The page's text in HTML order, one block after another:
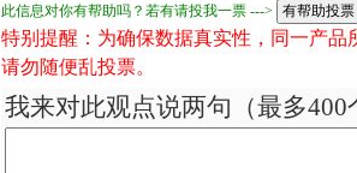
此信息对你有帮助吗？若有请投我一票 --->
特别提醒：为确保数据真实性，同一产
请勿随便乱投票。
我来对此观点说两句（最多400